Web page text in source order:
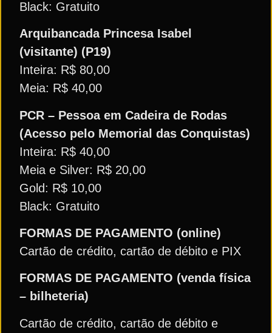
Black: Gratuito
Arquibancada Princesa Isabel
(visitante) (P19)
Inteira: R$ 80,00
Meia: R$ 40,00
PCR – Pessoa em Cadeira de Rodas
(Acesso pelo Memorial das Conquistas)
Inteira: R$ 40,00
Meia e Silver: R$ 20,00
Gold: R$ 10,00
Black: Gratuito
FORMAS DE PAGAMENTO (online)
Cartão de crédito, cartão de débito e PIX
FORMAS DE PAGAMENTO (venda física
– bilheteria)
Cartão de crédito, cartão de débito e